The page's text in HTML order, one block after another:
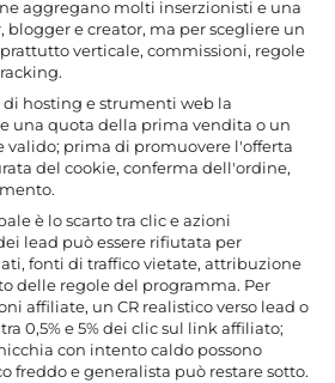
aggregano molti inserzionisti e una
e creator, ma per scegliere un
verticale, commissioni, regole
hosting e strumenti web la
una quota della prima vendita o un
valido; prima di promuovere l'offerta
del cookie, conferma dell'ordine,
è lo scarto tra clic e azioni
lead può essere rifiutata per
fonti di traffico vietate, attribuzione
delle regole del programma. Per
affiliate, un CR realistico verso lead o
0,5% e 5% dei clic sul link affiliato;
con intento caldo possono
freddo e generalista può restare sotto.